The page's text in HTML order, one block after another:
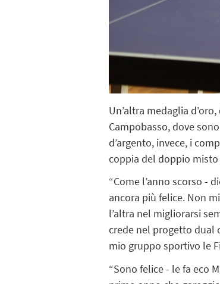
Un’altra medaglia
Campobasso, dove
d’argento, invece, i
coppia del doppio misto
“Come l’anno scorso -
ancora più felice. Non
l’altra nel migliorarsi
crede nel progetto dual
mio gruppo sportivo le
“Sono felice - le fa eco